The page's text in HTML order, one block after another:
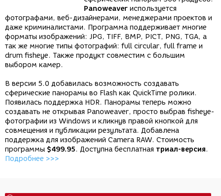
Panoweaver используется
фотографами, веб-дизайнерами, менеджерами проектов и
даже криминалистами. Программа поддерживает многие
форматы изображений: JPG, TIFF, BMP, PICT, PNG, TGA, а
так же многие типы фотографий: full circular, full frame и
drum fisheye. Также продукт совместим с большим
выбором камер.
В версии 5.0 добавилась возможность создавать
сферические панорамы во Flash как QuickTime ролики.
Появилась поддержка HDR. Панорамы теперь можно
создавать не открывая Panoweaver, просто выбрав fisheye-
фотографии из Windows и кликнув правой кнопкой для
совмещения и публикации результата. Добавлена
поддержка для изображений Camera RAW. Стоимость
программы $499.95. Доступна бесплатная триал-версия.
Подробнее >>>